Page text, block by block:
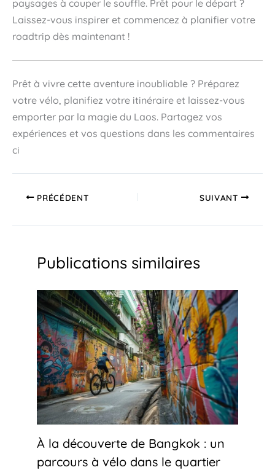
paysages à couper le souffle. Prêt pour le départ ?
Laissez-vous inspirer et commencez à planifier votre
roadtrip dès maintenant !
Prêt à vivre cette aventure inoubliable ? Préparez
votre vélo, planifiez votre itinéraire et laissez-vous
emporter par la magie du Laos. Partagez vos
expériences et vos questions dans les commentaires
ci
PRÉCÉDENT SUIVANT
Publications similaires
À la découverte de Bangkok : un
parcours à vélo dans le quartier